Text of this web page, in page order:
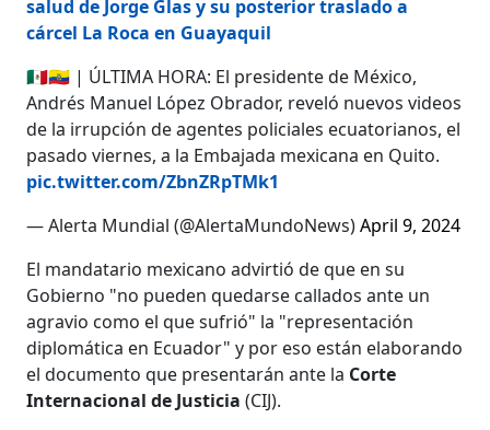
salud de Jorge Glas y su posterior traslado a
cárcel La Roca en Guayaquil
🇲🇽🇪🇨 | ÚLTIMA HORA: El presidente de México,
Andrés Manuel López Obrador, reveló nuevos videos
de la irrupción de agentes policiales ecuatorianos, el
pasado viernes, a la Embajada mexicana en Quito.
pic.twitter.com/ZbnZRpTMk1
— Alerta Mundial (@AlertaMundoNews)April 9, 2024
El mandatario mexicano advirtió de que en su
Gobierno "no pueden quedarse callados ante un
agravio como el que sufrió" la "representación
diplomática en Ecuador" y por eso están elaborando
el documento que presentarán ante la Corte
Internacional de Justicia (CIJ).